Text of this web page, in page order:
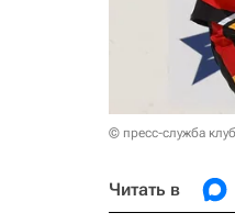
© пресс-служба
Читать в